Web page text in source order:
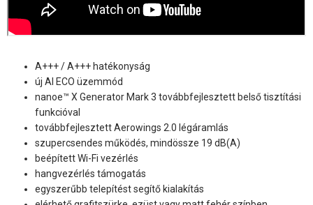
A+++ / A+++ hatékonyság
új AI ECO üzemmód
nanoe™ X Generator Mark 3 továbbfejlesztett belső tisztítási
funkcióval
továbbfejlesztett Aerowings 2.0 légáramlás
szupercsendes működés, mindössze 19 dB(A)
beépített Wi-Fi vezérlés
hangvezérlés támogatás
egyszerűbb telepítést segítő kialakítás